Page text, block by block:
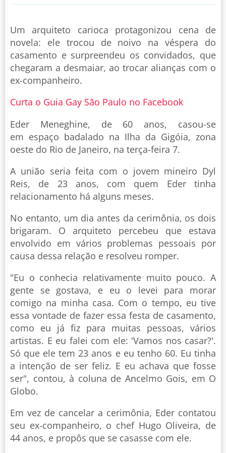
Um arquiteto carioca protagonizou cena de
novela: ele trocou de noivo na véspera do
casamento e surpreendeu os convidados, que
chegaram a desmaiar, ao trocar alianças com o
ex-companheiro.
Curta o Guia Gay São Paulo no Facebook
Eder Meneghine, de 60 anos, casou-se
em espaço badalado na Ilha da Gigóia, zona
oeste do Rio de Janeiro, na terça-feira 7.
A união seria feita com o jovem mineiro Dyl
Reis, de 23 anos, com quem Eder tinha
relacionamento há alguns meses.
No entanto, um dia antes da cerimônia, os dois
brigaram. O arquiteto percebeu que estava
envolvido em vários problemas pessoais por
causa dessa relação e resolveu romper.
"Eu o conhecia relativamente muito pouco. A
gente se gostava, e eu o levei para morar
comigo na minha casa. Com o tempo, eu tive
essa vontade de fazer essa festa de casamento,
como eu já fiz para muitas pessoas, vários
artistas. E eu falei com ele: 'Vamos nos casar?'.
Só que ele tem 23 anos e eu tenho 60. Eu tinha
a intenção de ser feliz. E eu achava que fosse
ser", contou, à coluna de Ancelmo Gois, em O
Globo.
Em vez de cancelar a cerimônia, Eder contatou
seu ex-companheiro, o chef Hugo Oliveira, de
44 anos, e propôs que se casasse com ele.